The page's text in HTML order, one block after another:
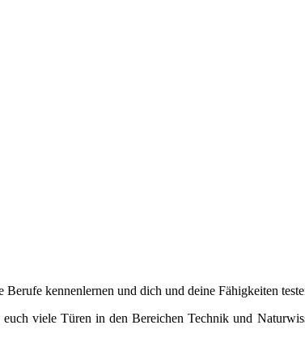
kennenlernen und dich und deine Fähigkeiten
viele Türen in den Bereichen Technik und